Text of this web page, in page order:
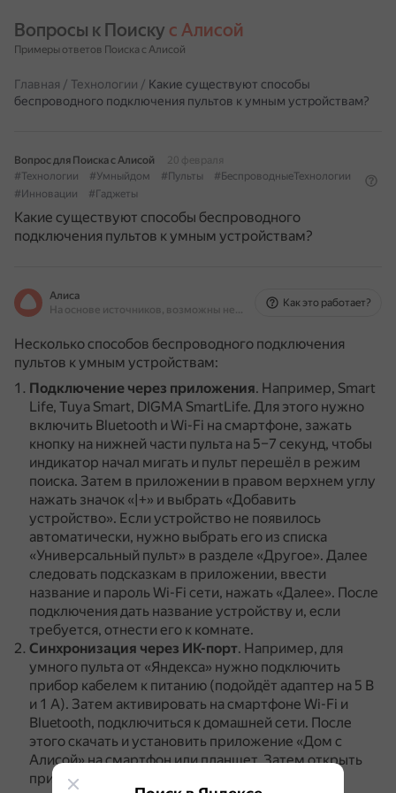
Вопросы к Поиску с Алисой
Примеры ответов Поиска с Алисой
Главная / Технологии / Какие существуют способы
беспроводного подключения пультов к умным устройствам?
Вопрос для Поиска с Алисой
20 февраля
#Технологии
#Умныйдом #Пульты
#БеспроводныеТехнологии
#Инновации
#Гаджеты
Какие существуют способы беспроводного
подключения пультов к умным устройствам?
Алиса
На основе источников, возможны неточности
Как это работает?
Несколько способов беспроводного подключения
пультов к умным устройствам:
Подключение через приложения. Например, Smart
Life, Tuya Smart, DIGMA SmartLife. Для этого нужно
включить Bluetooth и Wi-Fi на смартфоне, зажать
кнопку на нижней части пульта на 5–7 секунд, чтобы
индикатор начал мигать и пульт перешёл в режим
поиска. Затем в приложении в правом верхнем углу
нажать значок «|+» и выбрать «Добавить
устройство». Если устройство не появилось
автоматически, нужно выбрать его из списка
«Универсальный пульт» в разделе «Другое». Далее
следовать подсказкам в приложении, ввести
название и пароль Wi-Fi сети, нажать «Далее». После
подключения дать название устройству и, если
требуется, отнести его к комнате.
Синхронизация через ИК-порт. Например, для
умного пульта от «Яндекса» нужно подключить
прибор кабелем к питанию (подойдёт адаптер на 5 В
и 1 А). Затем активировать на смартфоне Wi-Fi и
Bluetooth, подключиться к домашней сети. После
этого скачать и установить приложение «Дом с
Алисой» на смартфон или планшет.Затем открыть
приложение, нажать на значок «|+» в правом